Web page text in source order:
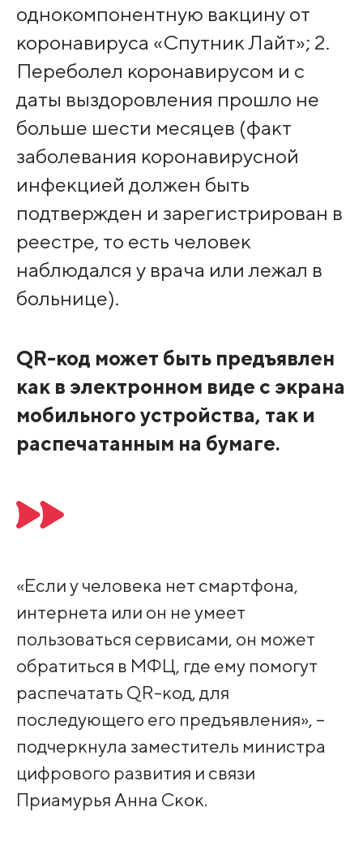
однокомпонентную вакцину от
коронавируса «Спутник Лайт»; 2.
Переболел коронавирусом и с
даты выздоровления прошло не
больше шести месяцев (факт
заболевания коронавирусной
инфекцией должен быть
подтвержден и зарегистрирован в
реестре, то есть человек
наблюдался у врача или лежал в
больнице).
QR-код может быть предъявлен
как в электронном виде с экрана
мобильного устройства, так и
распечатанным на бумаге.
«Если у человека нет смартфона,
интернета или он не умеет
пользоваться сервисами, он может
обратиться в МФЦ, где ему помогут
распечатать QR-код, для
последующего его предъявления», –
подчеркнула заместитель министра
цифрового развития и связи
Приамурья Анна Скок.